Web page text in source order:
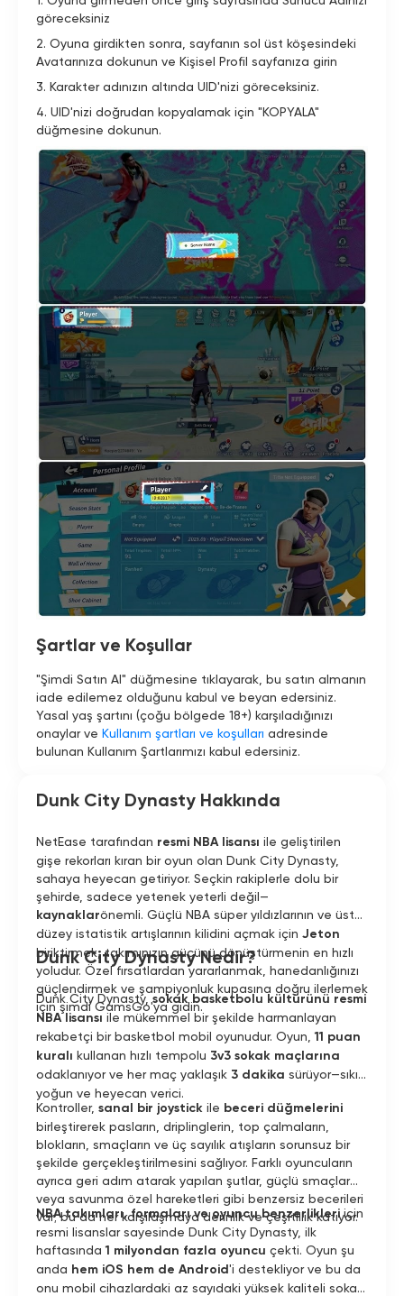
göreceksiniz
2. Oyuna girdikten sonra, sayfanın sol üst köşesindeki
Avatarınıza dokunun ve Kişisel Profil sayfanıza girin
3. Karakter adınızın altında UID'nizi göreceksiniz.
4. UID'nizi doğrudan kopyalamak için "KOPYALA"
düğmesine dokunun.
Şartlar ve Koşullar
"Şimdi Satın Al" düğmesine tıklayarak, bu satın almanın
iade edilemez olduğunu kabul ve beyan edersiniz.
Yasal yaş şartını (çoğu bölgede 18+) karşıladığınızı
onaylar ve Kullanım şartları ve koşulları adresinde
bulunan Kullanım Şartlarımızı kabul edersiniz.
Dunk City Dynasty Hakkında
NetEase tarafından resmi NBA lisansı ile geliştirilen
gişe rekorları kıran bir oyun olan Dunk City Dynasty,
sahaya heyecan getiriyor. Seçkin rakiplerle dolu bir
şehirde, sadece yetenek yeterli değil—
kaynaklarönemli. Güçlü NBA süper yıldızlarının ve üst
düzey istatistik artışlarının kilidini açmak için Jeton
biriktirmek, takımınızın gücünü dönüştürmenin en hızlı
yoludur. Özel fırsatlardan yararlanmak, hanedanlığınızı
güçlendirmek ve şampiyonluk kupasına doğru ilerlemek
için şimdi GamsGo'ya gidin.
Dunk City Dynasty Nedir?
Dunk City Dynasty, sokak basketbolu kültürünü resmi
NBA lisansı ile mükemmel bir şekilde harmanlayan
rekabetçi bir basketbol mobil oyunudur. Oyun,11 puan
kuralı kullanan hızlı tempolu 3v3 sokak maçlarına
odaklanıyor ve her maç yaklaşık 3 dakika sürüyor—sıkı,
yoğun ve heyecan verici.
Kontroller, sanal bir joystick ile beceri düğmelerini
birleştirerek pasların, driplinglerin, top çalmaların,
blokların, smaçların ve üç sayılık atışların sorunsuz bir
şekilde gerçekleştirilmesini sağlıyor. Farklı oyuncuların
ayrıca geri adım atarak yapılan şutlar, güçlü smaçlar
veya savunma özel hareketleri gibi benzersiz becerileri
var; bu da her karşılaşmaya derinlik ve çeşitlilik katıyor.
NBA takımları, formaları ve oyuncu benzerlikleriiçin
resmi lisanslar sayesinde Dunk City Dynasty, ilk
haftasında1 milyondan fazla oyuncu çekti. Oyun şu
anda hem iOS hem de Android'i destekliyor ve bu da
onu mobil cihazlardaki az sayıdaki yüksek kaliteli sokak